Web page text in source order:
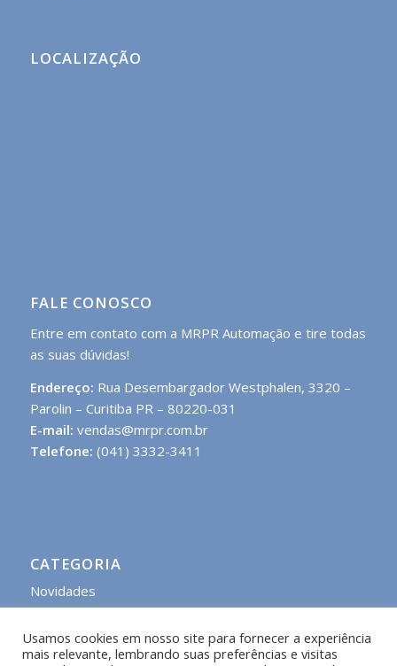
LOCALIZAÇÃO
FALE CONOSCO
Entre em contato com a MRPR Automação e tire todas
as suas dúvidas!
Endereço: Rua Desembargador Westphalen, 3320 –
Parolin – Curitiba PR – 80220-031
E-mail: vendas@mrpr.com.br
Telefone: (041) 3332-3411
CATEGORIA
Novidades
Usamos cookies em nosso site para fornecer a experiência
mais relevante, lembrando suas preferências e visitas